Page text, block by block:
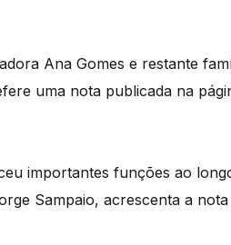
Ana Gomes e restante
uma nota publicada na
importantes funções ao
Sampaio, acrescenta a nota